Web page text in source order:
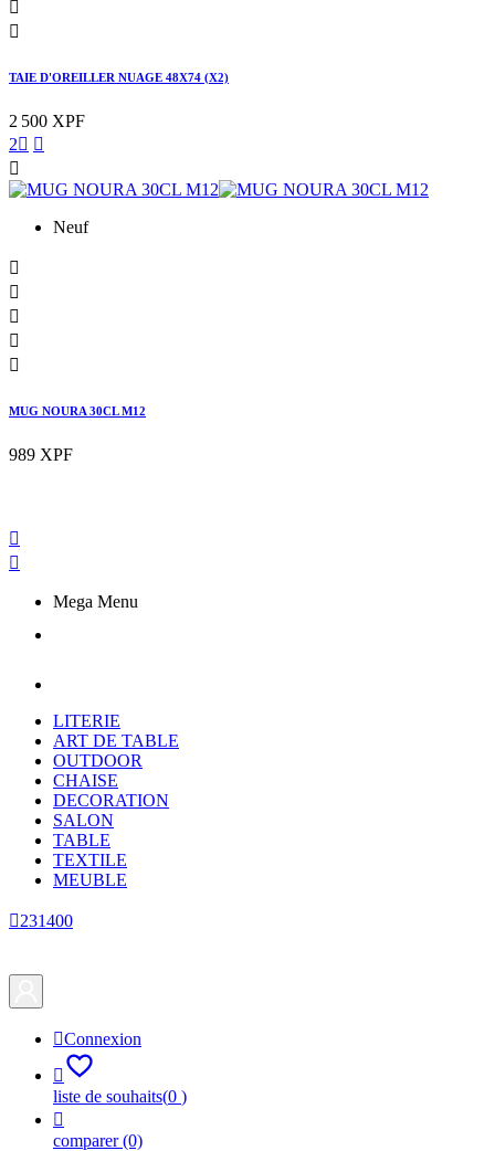


TAIE D'OREILLER NUAGE 48X74 (X2)
2 500 XPF
2 

Neuf





MUG NOURA 30CL M12
989 XPF


Mega Menu
LITERIE
ART DE TABLE
OUTDOOR
CHAISE
DECORATION
SALON
TABLE
TEXTILE
MEUBLE
231400
Connexion

liste de souhaits(0 )

comparer(0)